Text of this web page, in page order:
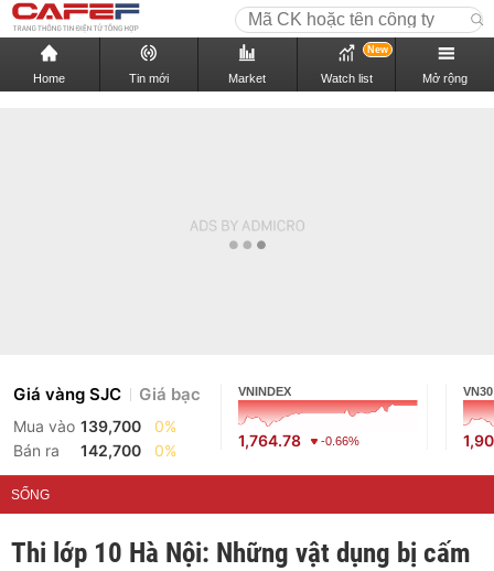
Home Tin mới Market Watch list
New
Mở rộng
Giá vàng SJC Giá bạc
Mua vào 139,700
0%
Bán ra
142,700 0%
VNINDEX
1,764.78 -0.66%
VN30
SỐNG
Thi lớp 10 Hà Nội: Những vật dụng bị cấm